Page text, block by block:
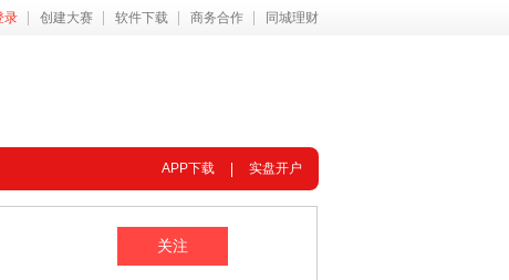
录 创建大赛 软件下载 商务合作 同城理财
APP下载 实盘开户